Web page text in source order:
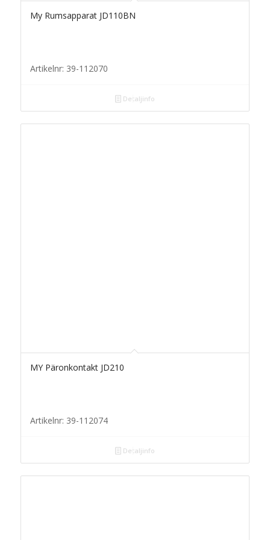
My Rumsapparat JD110BN
Artikelnr: 39-112070
Detaljinfo
MY Päronkontakt JD210
Artikelnr: 39-112074
Detaljinfo